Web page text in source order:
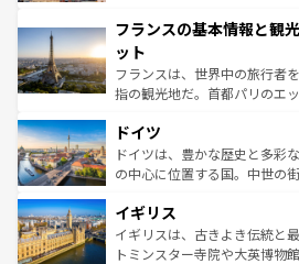
ませてくれるイタリアで、忘
なお、新着のイタリア情報は
しい。
文化が根付くこの国では、情
れる闘牛、そして美味しいタ
る。首都マドリードの洗練さ
アートに溢れた街角から、地
せる。地方によって風土や気
性で
ンテンツ一覧を参照してほし
フランスの基本情報と観
ット
フランスは、世界中の旅行者
指の観光地だ。首都パリのエ
で、幅広い魅力が詰まってい
聖堂、美しいビーチ、そして
から魅了する。また、フラン
いる。シャンパンの発祥地で
香り高いラベンダー畑など、
らに、パリ以外の地域にも魅
ドイツ
ドイツは、豊かな歴史と多彩
の中心に位置する国。中世の
顔を持つこの国は、どこを歩
ルリンの文化的活気、バイエ
してライン川沿いのワイン畑
イギリス
イギリスは、古きよき伝統と
トミンスター寺院や大英博物